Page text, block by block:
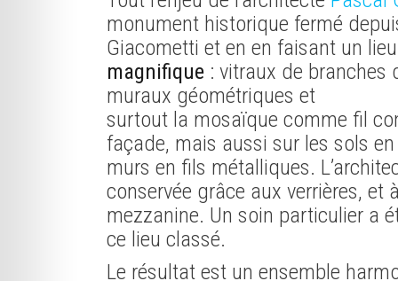
monument historique fermé
Giacometti et en en faisant un
magnifique : vitraux de
muraux géométriques et
surtout la mosaïque comme fil
façade, mais aussi sur les sols
murs en fils métalliques.
conservée grâce aux verrières,
mezzanine. Un soin particulier a
ce lieu classé.
Le résultat est un ensemble